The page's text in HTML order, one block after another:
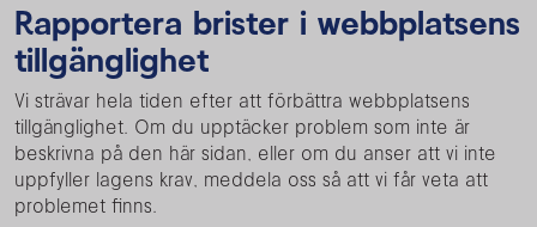
Rapportera brister i webbplatsens
tillgänglighet
Vi strävar hela tiden efter att förbättra webbplatsens
tillgänglighet. Om du upptäcker problem som inte är
beskrivna på den här sidan, eller om du anser att vi inte
uppfyller lagens krav, meddela oss så att vi får veta att
problemet finns.